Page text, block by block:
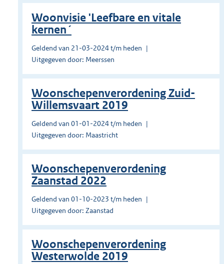
Woonvisie 'Leefbare en vitale
kernen´
Geldend van 21-03-2024 t/m heden
Uitgegeven door: Meerssen
Woonschepenverordening Zuid-
Willemsvaart 2019
Geldend van 01-01-2024 t/m heden
Uitgegeven door: Maastricht
Woonschepenverordening
Zaanstad 2022
Geldend van 01-10-2023 t/m heden
Uitgegeven door: Zaanstad
Woonschepenverordening
Westerwolde 2019